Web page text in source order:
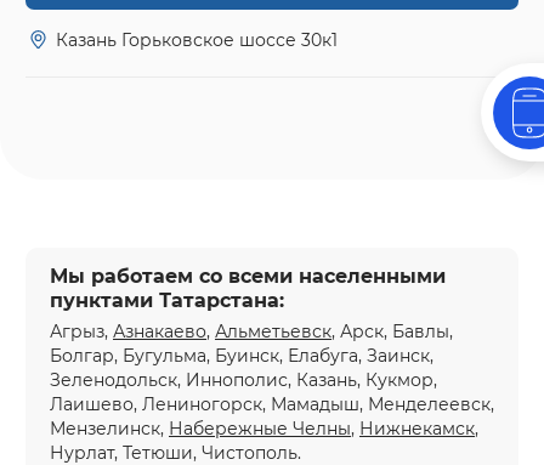
Казань Горьковское шоссе 30к1
Мы работаем со всеми населенными
пунктами Татарстана:
Агрыз, Азнакаево, Альметьевск, Арск, Бавлы,
Болгар, Бугульма, Буинск, Елабуга, Заинск,
Зеленодольск, Иннополис, Казань, Кукмор,
Лаишево, Лениногорск, Мамадыш, Менделеевск,
Мензелинск, Набережные Челны, Нижнекамск,
Нурлат, Тетюши, Чистополь.